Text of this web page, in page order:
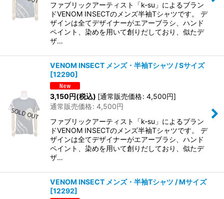
ファブリックアーティスト「k-su」によるブラン
ドVENOM INSECTのメンズ半袖Tシャツです。 デ
ザインは全てデザイナーがエアーブラシ、ハンド
ペイント、染めを用いて創りだしており、似たデ
ザ…
VENOM INSECT メンズ・半袖Tシャツ / Sサイズ
[12290]
3,150円(税込) [通常販売価格: 4,500円]
通常販売価格: 4,500円
ファブリックアーティスト「k-su」によるブラン
ドVENOM INSECTのメンズ半袖Tシャツです。 デ
ザインは全てデザイナーがエアーブラシ、ハンド
ペイント、染めを用いて創りだしており、似たデ
ザ…
VENOM INSECT メンズ・半袖Tシャツ / Mサイズ
[12292]